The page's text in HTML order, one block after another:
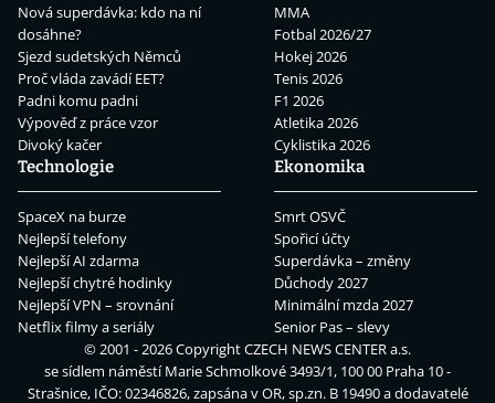
Nová superdávka: kdo na ní
dosáhne?
Sjezd sudetských Němců
Proč vláda zavádí EET?
Padni komu padni
Výpověď z práce vzor
Divoký kačer
MMA
Fotbal 2026/27
Hokej 2026
Tenis 2026
F1 2026
Atletika 2026
Cyklistika 2026
Technologie
SpaceX na burze
Nejlepší telefony
Nejlepší AI zdarma
Nejlepší chytré hodinky
Nejlepší VPN – srovnání
Netflix filmy a seriály
Ekonomika
Smrt OSVČ
Spořicí účty
Superdávka – změny
Důchody 2027
Minimální mzda 2027
Senior Pas – slevy
© 2001 - 2026 CopyrightCZECH NEWS CENTER a.s.
se sídlem náměstí Marie Schmolkové 3493/1, 100 00 Praha 10 -
Strašnice, IČO: 02346826, zapsána v OR, sp.zn. B 19490 a dodavatelé